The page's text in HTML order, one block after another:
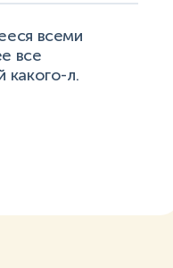
всеми
все
какого-л.